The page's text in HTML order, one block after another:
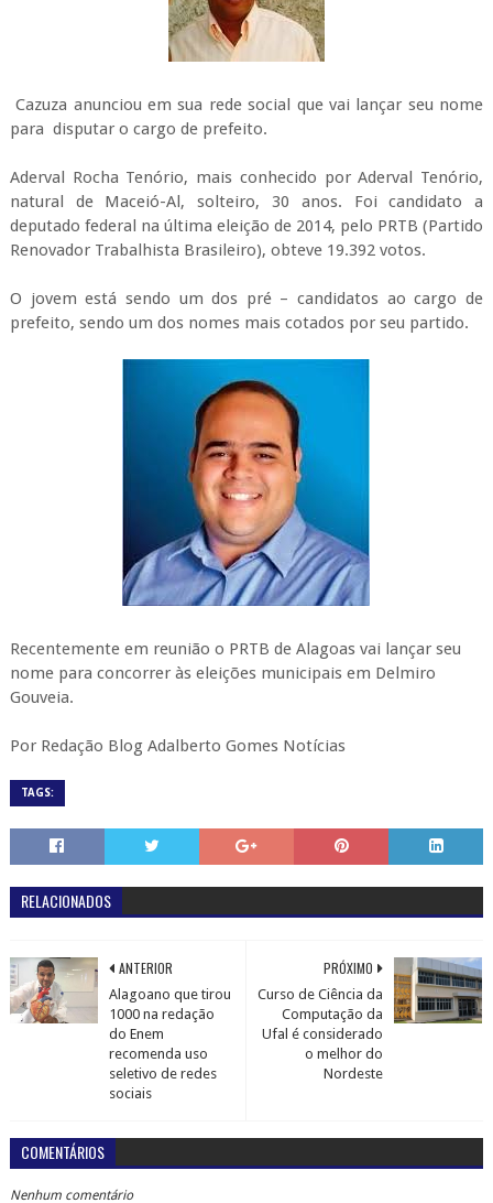
Cazuza anunciou em sua rede social que vai lançar seu nome
para disputar o cargo de prefeito.
Aderval Rocha Tenório, mais conhecido por Aderval Tenório,
natural de Maceió-Al, solteiro, 30 anos. Foi candidato a
deputado federal na última eleição de 2014, pelo PRTB (Partido
Renovador Trabalhista Brasileiro), obteve 19.392 votos.
O jovem está sendo um dos pré – candidatos ao cargo de
prefeito, sendo um dos nomes mais cotados por seu partido.
Recentemente em reunião o PRTB de Alagoas vai lançar seu
nome para concorrer às eleições municipais em Delmiro
Gouveia.
Por Redação Blog Adalberto Gomes Notícias
TAGS:
RELACIONADOS
PRÓXIMO
Curso de Ciência da
Computação da
Ufal é considerado
o melhor do
Nordeste
ANTERIOR
Alagoano que tirou
1000 na redação
do Enem
recomenda uso
seletivo de redes
sociais
COMENTÁRIOS
Nenhum comentário